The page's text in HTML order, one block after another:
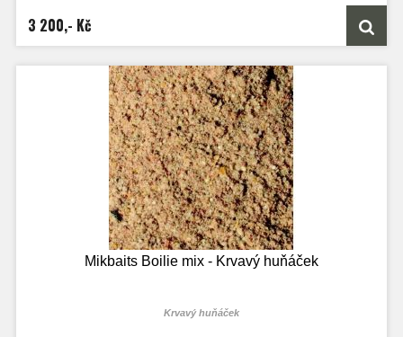
3 200,- Kč
Mikbaits Boilie mix - Krvavý huňáček
Krvavý huňáček